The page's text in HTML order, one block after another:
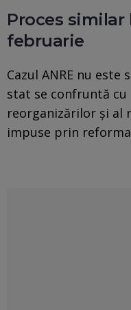
Proces similar
februarie
Cazul ANRE nu
stat se confruntă
reorganizărilor și al
impuse prin